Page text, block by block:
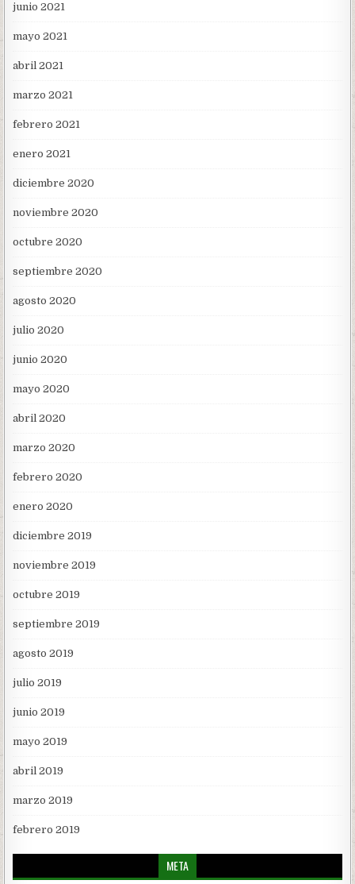
junio 2021
mayo 2021
abril 2021
marzo 2021
febrero 2021
enero 2021
diciembre 2020
noviembre 2020
octubre 2020
septiembre 2020
agosto 2020
julio 2020
junio 2020
mayo 2020
abril 2020
marzo 2020
febrero 2020
enero 2020
diciembre 2019
noviembre 2019
octubre 2019
septiembre 2019
agosto 2019
julio 2019
junio 2019
mayo 2019
abril 2019
marzo 2019
febrero 2019
META